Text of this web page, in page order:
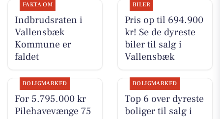
FAKTA OM
Indbrudsraten i
Vallensbæk
Kommune er
faldet
BILER
Pris op til 694.900
kr! Se de dyreste
biler til salg i
Vallensbæk
BOLIGMARKED
For 5.795.000 kr
Pilehavevænge 75
BOLIGMARKED
Top 6 over dyreste
boliger til salg i